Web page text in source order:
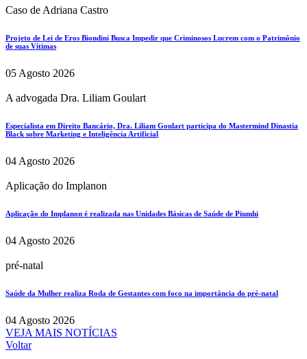
Caso de Adriana Castro
Projeto de Lei de Eros Biondini Busca Impedir que Criminosos Lucrem com o Patrimônio
de suas Vítimas
05 Agosto 2026
A advogada Dra. Liliam Goulart
Especialista em Direito Bancário, Dra. Liliam Goulart participa do Mastermind Dinastia
Black sobre Marketing e Inteligência Artificial
04 Agosto 2026
Aplicação do Implanon
Aplicação do Implanon é realizada nas Unidades Básicas de Saúde de Piumhi
04 Agosto 2026
pré-natal
Saúde da Mulher realiza Roda de Gestantes com foco na importância do pré-natal
04 Agosto 2026
VEJA MAIS NOTÍCIAS
Voltar